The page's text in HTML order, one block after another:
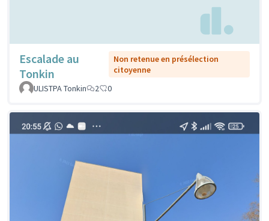
Escalade au
Tonkin
Non retenue en présélection
citoyenne
ULISTPA Tonkin
2 0